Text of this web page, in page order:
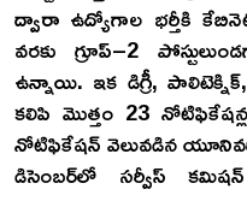
ద్వారా ఉద్యోగాల భ‌ర్తీకి
వరకు గ్రూప్‌–2
ఉన్నాయి. ఇక డిగ్రీ,
కలిపి మొత్తం 23
నోటిఫికేషన్‌ వెలువడిన
డిసెంబర్‌లో సర్వీస్‌